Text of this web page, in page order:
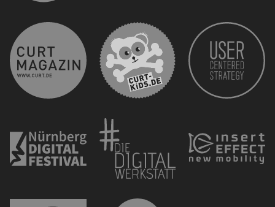
Nürnberg Digital